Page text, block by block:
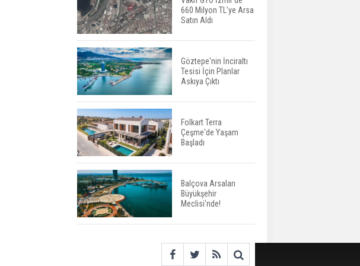
Yatırımcıların Bina Tercihi
Değişiyor: Dijital Altyapı
Öne Çıkıyor
TOKİ'nin Kiralık Sosyal
Konut Modeli Kiraları
Düşürür Mü?
İkinci El Konut Fiyatları
İspanya'da Bir Yılda
Yüzde 16,2 Arttı
Konut Satışları Güçlü
Seyrini Korudu Yabancıya
Satış Geriledi
660 Milyon TL’ye Arsa
Satın Aldı
Göztepe'nin İnciraltı
Tesisi İçin Planlar
Askıya Çıktı
Folkart Terra
Çeşme'de Yaşam
Başladı
Balçova Arsaları
Büyükşehir
Meclisi'nde!